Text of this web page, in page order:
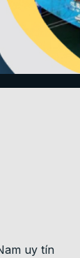
uy tín